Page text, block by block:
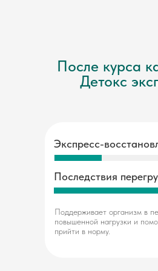
После курса
Детокс
Поддерживает организм в
повышенной нагрузки и
прийти в норму.
Экспресс-
Последствия